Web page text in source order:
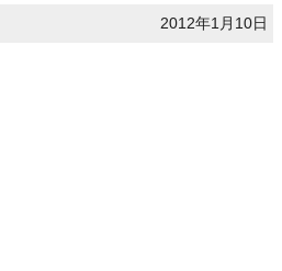
2012年1月10日